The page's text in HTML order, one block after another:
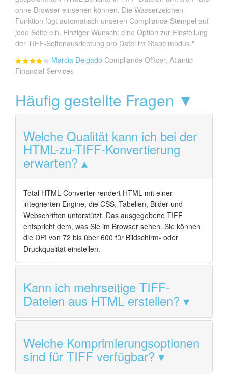
ohne Browser einsehen können. Die Wasserzeichen-
Funktion fügt automatisch unseren Compliance-Stempel auf
jede Seite ein. Einziger Wunsch: eine Option zur Einstellung
der TIFF-Seitenausrichtung pro Datei im Stapelmodus."
Marcia Delgado Compliance Officer, Atlantic
Financial Services
Häufig gestellte Fragen ▼
Welche Qualität kann ich bei der
HTML-zu-TIFF-Konvertierung
erwarten?
Total HTML Converter rendert HTML mit einer
integrierten Engine, die CSS, Tabellen, Bilder und
Webschriften unterstützt. Das ausgegebene TIFF
entspricht dem, was Sie im Browser sehen. Sie können
die DPI von 72 bis über 600 für Bildschirm- oder
Druckqualität einstellen.
Kann ich mehrseitige TIFF-
Dateien aus HTML erstellen?
Welche Komprimierungsoptionen
sind für TIFF verfügbar?